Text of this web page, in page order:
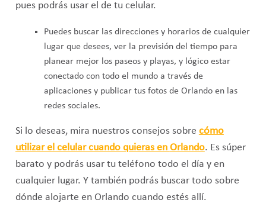
pues podrás usar el de tu celular.
Puedes buscar las direcciones y horarios de cualquier
lugar que desees, ver la previsión del tiempo para
planear mejor los paseos y playas, y lógico estar
conectado con todo el mundo a través de
aplicaciones y publicar tus fotos de Orlando en las
redes sociales.
Si lo deseas, mira nuestros consejos sobre cómo
utilizar el celular cuando quieras en Orlando. Es súper
barato y podrás usar tu teléfono todo el día y en
cualquier lugar. Y también podrás buscar todo sobre
dónde alojarte en Orlando cuando estés allí.